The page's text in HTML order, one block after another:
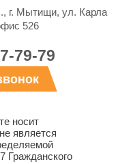
г. Мытищи, ул. Карла
526
79-79
носит
является
Гражданского